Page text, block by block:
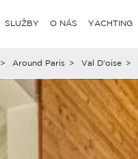
SLUŽBY O NÁS YACHTING
> Around Paris > Val D'oise >